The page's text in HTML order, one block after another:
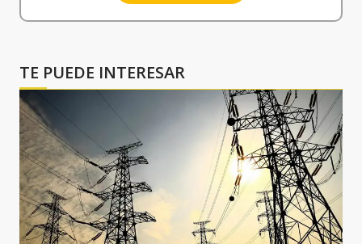
TE PUEDE INTERESAR